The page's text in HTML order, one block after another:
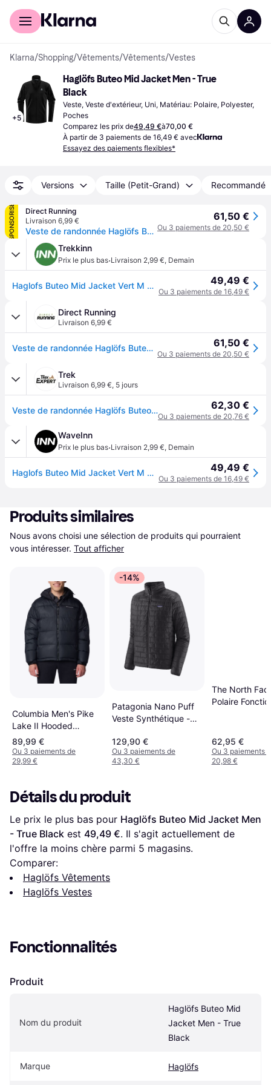
Acheter avec Klarna
Klarna/Shopping/Vêtements/Vêtements/Vestes
+5
Haglöfs Buteo Mid Jacket Men - True
Black
Veste, Veste d'extérieur, Uni, Matériau: Polaire, Polyester,
Poches
Comparez les prix de49,49 €à70,00 €
À partir de 3 paiements de 16,49 € avec
Essayez des paiements flexibles*
Versions Taille (Petit-Grand) Recommandé
SPONSORISÉ
Direct Running
Livraison 6,99 €
Veste de randonnée Haglöfs Buteo - Noir
61,50 €
Ou 3 paiements de 20,50 €
Trekkinn
Prix le plus bas·Livraison 2,99 €, Demain
Haglofs Buteo Mid Jacket Vert M Homme 49,49 €
Ou 3 paiements de 16,49 €
Direct Running
Livraison 6,99 €
Veste de randonnée Haglöfs Buteo - Vert 61,50 €
Ou 3 paiements de 20,50 €
Trek
Livraison 6,99 €, 5 jours
Veste de randonnée Haglöfs Buteo - Vert 62,30 €
Ou 3 paiements de 20,76 €
WaveInn
Prix le plus bas·Livraison 2,99 €, Demain
Haglofs Buteo Mid Jacket Vert M Homme 49,49 €
Ou 3 paiements de 16,49 €
Produits similaires
Nous avons choisi une sélection de produits qui pourraient
vous intéresser. Tout afficher
Columbia Men's Pike
Lake II Hooded
Jacket - Black
89,99 €
Ou 3 paiements de
29,99 €
-14%
Patagonia Nano Puff
Veste Synthétique -
129,90 €
Ou 3 paiements de
43,30 €
The North
Polaire
62,95 €
Ou 3 paiements
20,98 €
Détails du produit
Le prix le plus bas pour Haglöfs Buteo Mid Jacket Men
- True Black est 49,49 €. Il s'agit actuellement de
l'offre la moins chère parmi 5 magasins.
Comparer:
Haglöfs Vêtements
Haglöfs Vestes
Fonctionnalités
Produit
Nom du produit
Haglöfs Buteo Mid
Jacket Men - True
Black
Marque Haglöfs